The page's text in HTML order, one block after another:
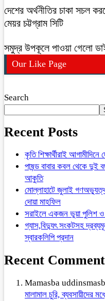
দেশের অর্থনীতির চাকা সচল
মেয়র চট্টগ্রাম সিটি
সমুদ্র উপকূলে পাওয়া গেলো
Our Like Page
Search
Recent Posts
কৃতি শিক্ষার্থীরাই
পাষন্ড বাবার কবল থেকে দুই
আকুতি
মোল্লাহাটে জুলাই
দোয়া মাহফিল
সরাইলে একজন ভুয়া পুলিশ
গ্যাস,বিদ্যুৎ সংকটসহ
স্বারকলিপি প্রদান
Recent
Mamasba
মালামাল চুরি, ব্যবসায়ীদের